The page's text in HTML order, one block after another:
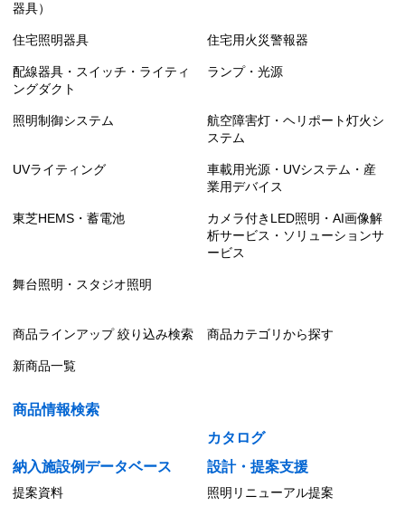
器具）
住宅照明器具 住宅用火災警報器
配線器具・スイッチ・ライティ
ングダクト
ランプ・光源
照明制御システム
航空障害灯・ヘリポート灯火シ
ステム
UVライティング
車載用光源・UVシステム・産
業用デバイス
東芝HEMS・蓄電池
カメラ付きLED照明・AI画像解
析サービス・ソリューションサ
ービス
舞台照明・スタジオ照明
商品ラインアップ 絞り込み検索 商品カテゴリから探す
新商品一覧
商品情報検索
カタログ
納入施設例データベース
設計・提案支援
提案資料 照明リニューアル提案